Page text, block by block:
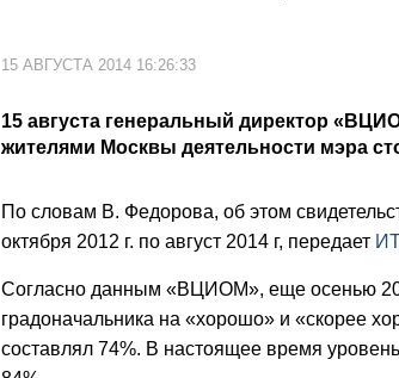
15 АВГУСТА 2014 16:26:33
15 августа генеральный директор
жителями Москвы деятельности мэра
По словам В. Федорова, об этом
октября 2012 г. по август 2014 г, передает
Согласно данным «ВЦИОМ», еще осенью
градоначальника на «хорошо» и «скорее
составлял 74%. В настоящее время